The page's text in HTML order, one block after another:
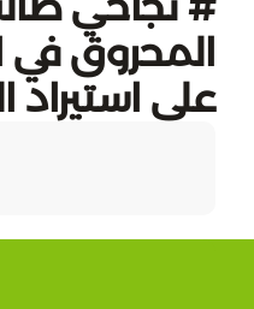
المحروق في
على استيراد